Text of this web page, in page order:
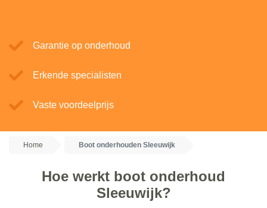
Garantie op onderhoud
Erkende specialisten
Vaste voordeelprijs
Home Boot onderhouden Sleeuwijk
Hoe werkt boot onderhoud
Sleeuwijk?